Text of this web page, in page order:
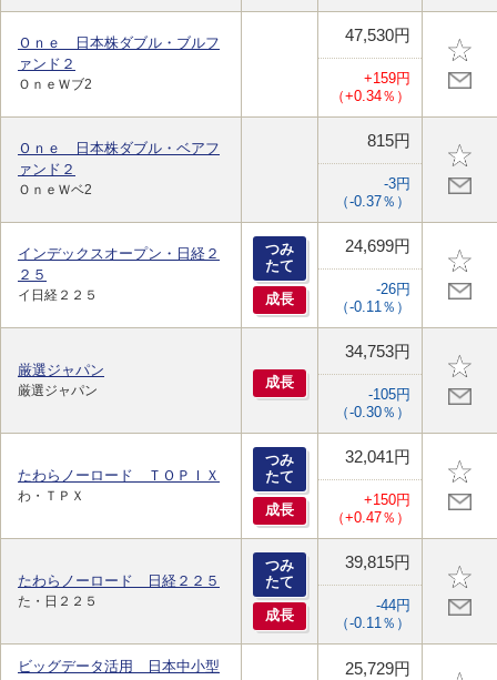
Ｏｎｅ 日本株ダブル・ブルフ
ァンド２
ＯｎｅＷブ2
47,530円
+159円
（+0.34％）
Ｏｎｅ 日本株ダブル・ベアフ
ァンド２
ＯｎｅＷベ2
815円
-3円
（-0.37％）
インデックスオープン・日経２
２５
イ日経２２５
つみ
たて
成長
24,699円
-26円
（-0.11％）
厳選ジャパン
厳選ジャパン 成長
34,753円
-105円
（-0.30％）
たわらノーロード ＴＯＰＩＸ
わ・ＴＰＸ
つみ
たて
成長
32,041円
+150円
（+0.47％）
たわらノーロード 日経２２５
た・日２２５
つみ
たて
成長
39,815円
-44円
（-0.11％）
ビッグデータ活用 日本中小型
25,729円